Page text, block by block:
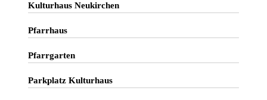
Kulturhaus Neukirchen
Pfarrhaus
Pfarrgarten
Parkplatz Kulturhaus